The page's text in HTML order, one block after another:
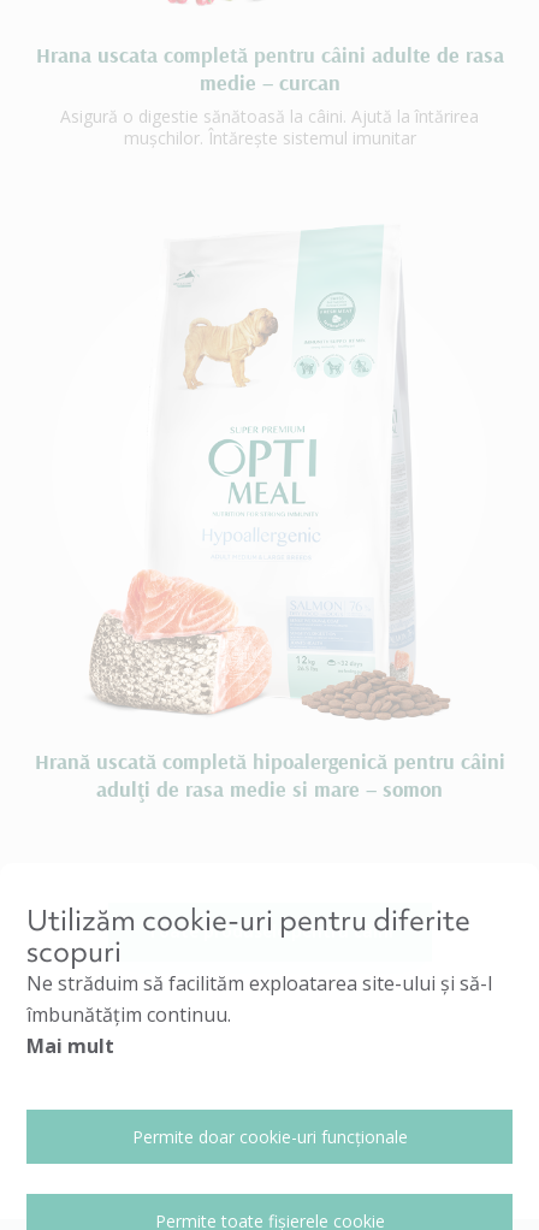
Hrana uscata completă pentru câini adulte de rasa
medie – curcan
Asigură o digestie sănătoasă la câini. Ajută la întărirea
mușchilor. Întărește sistemul imunitar
Hrană uscată completă hipoalergenică pentru câini
adulţi de rasa medie si mare – somon
Toate produsele pentru câini
Utilizăm cookie-uri pentru diferite
scopuri
Ne străduim să facilităm exploatarea site-ului și să-l
îmbunătățim continuu.
Mai mult
Permite doar cookie-uri funcționale
Permite toate fișierele cookie